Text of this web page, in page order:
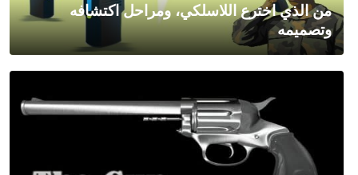
من الذي اخترع اللاسلكي، ومراحل اكتشافه
وتصميمه